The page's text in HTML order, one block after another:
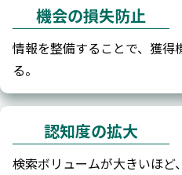
機会の損失防止
情報を整備することで、獲得
る。
認知度の拡大
検索ボリュームが大きいほど